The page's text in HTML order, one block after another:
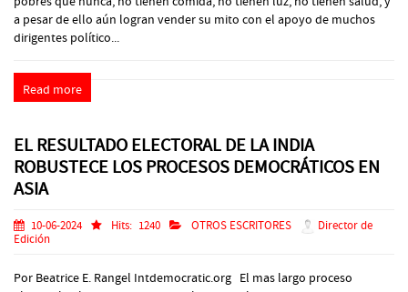
a pesar de ello aún logran vender su mito con el apoyo de muchos
dirigentes político...
Read more
EL RESULTADO ELECTORAL DE LA INDIA
ROBUSTECE LOS PROCESOS DEMOCRÁTICOS EN
ASIA
10-06-2024 Hits: 1240 OTROS ESCRITORES
Director de
Edición
Por Beatrice E. Rangel Intdemocratic.org El mas largo proceso